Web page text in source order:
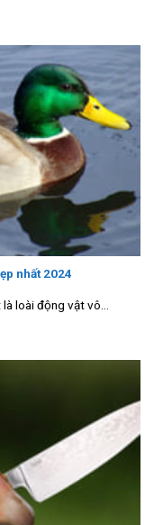
nhất 2024
loài động vật vô...